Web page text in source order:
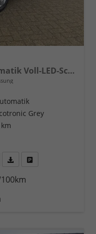
Trend 1.6 T-GDI 150PS Automatik Voll-LED-Scheinw. Sitzheizung Lenkradheizung ACC Klimaautomatik Navi Touchscreen DAB+ Apple CarPlay + Android Auto PDC v+h Rückf.Kamera 2xKeyless 17-LM
Grey
Datei,